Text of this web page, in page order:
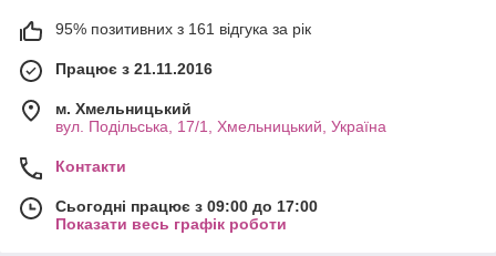
95% позитивних з 161 відгука за рік
Працює з 21.11.2016
м. Хмельницький
вул. Подільська, 17/1, Хмельницький, Україна
Контакти
Сьогодні працює з 09:00 до 17:00
Показати весь графік роботи